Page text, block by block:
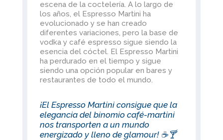
escena de la coctelería. A lo largo de
los años, el Espresso Martini ha
evolucionado y se han creado
diferentes variaciones, pero la base de
vodka y café espresso sigue siendo la
esencia del cóctel. El Espresso Martini
ha perdurado en el tiempo y sigue
siendo una opción popular en bares y
restaurantes de todo el mundo.
¡El Espresso Martini consigue que la
elegancia del binomio café-martini
nos transporten a un mundo
energizado y lleno de glamour! ☕🍸